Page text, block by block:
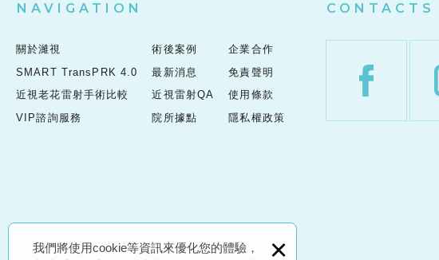
我們將使用cookie等資訊來優化您的體驗，
×
NAVIGATION
關於濰視
SMART TransPRK 4.0
近視老花雷射手術比較
VIP諮詢服務
術後案例
最新消息
近視雷射QA
院所據點
企業合作
免責聲明
使用條款
隱私權政策
CONTACTS